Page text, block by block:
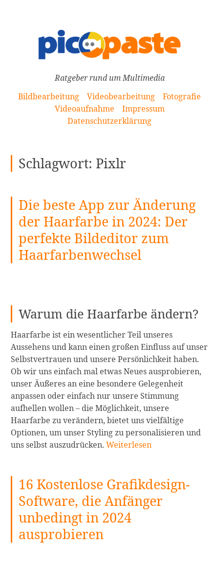
Ratgeber rund um Multimedia
Bildbearbeitung
Videobearbeitung
Fotografie
Videoaufnahme
Impressum
Datenschutzerklärung
Schlagwort: Pixlr
Die beste App zur Änderung
der Haarfarbe in 2024: Der
perfekte Bildeditor zum
Haarfarbenwechsel
Warum die Haarfarbe ändern?
Haarfarbe ist ein wesentlicher Teil unseres
Aussehens und kann einen großen Einfluss auf unser
Selbstvertrauen und unsere Persönlichkeit haben.
Ob wir uns einfach mal etwas Neues ausprobieren,
unser Äußeres an eine besondere Gelegenheit
anpassen oder einfach nur unsere Stimmung
aufhellen wollen – die Möglichkeit, unsere
Haarfarbe zu verändern, bietet uns vielfältige
Optionen, um unser Styling zu personalisieren und
uns selbst auszudrücken.Die
zur
Änderung
der
Haarfarbe
Weiterlesen
16 Kostenlose Grafikdesign-
Software, die Anfänger
unbedingt in 2024
ausprobieren